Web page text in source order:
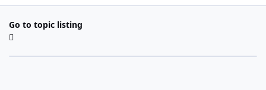
Go to topic listing